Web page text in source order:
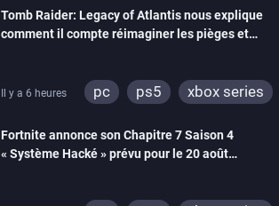
Tomb Raider: Legacy of Atlantis nous explique
comment il compte réimaginer les pièges et
Il y a 6 heures pc ps5
xbox series
Fortnite annonce son Chapitre 7 Saison 4
« Système Hacké » prévu pour le 20 août